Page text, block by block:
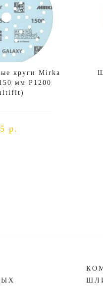
круги Mirka
мм P1200
р.